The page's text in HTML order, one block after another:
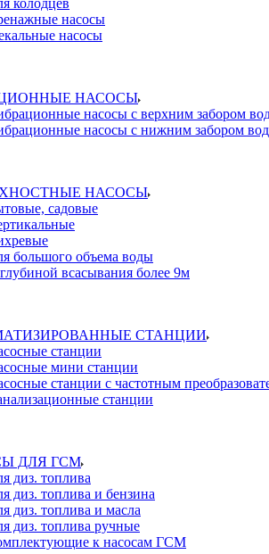
колодцев
насосы
насосы
НАСОСЫ
насосы с верхним забором
насосы с нижним забором
НАСОСЫ
садовые
большого объема воды
всасывания более 9м
СТАНЦИИ
станции
мини станции
станции с частотным
станции
ДЛЯ ГСМ
диз. топлива
диз. топлива и бензина
диз. топлива и масла
диз. топлива ручные
к насосам ГСМ